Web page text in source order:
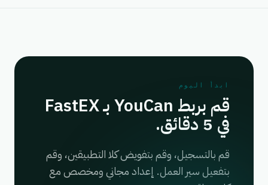
ابدأ اليوم
قم بربط YouCan بـ FastEX
في 5 دقائق.
قم بالتسجيل، وقم بتفويض كلا التطبيقين، وقم
بتفعيل سير العمل. إعداد مجاني ومخصص مع